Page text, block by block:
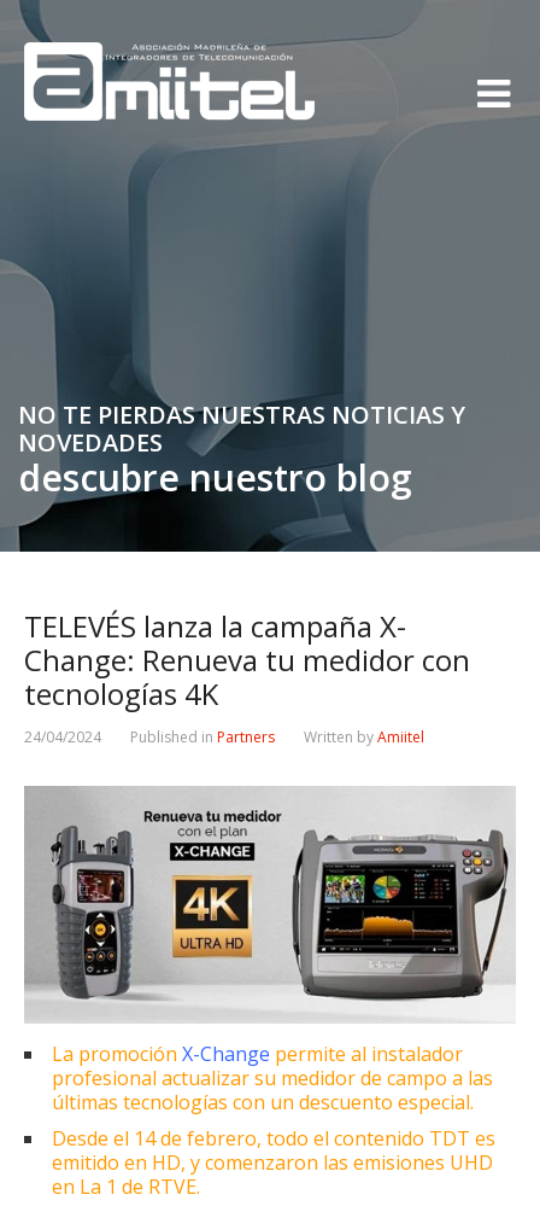
NO TE PIERDAS NUESTRAS NOTICIAS Y
NOVEDADES
descubre nuestro blog
TELEVÉS lanza la campaña X-
Change: Renueva tu medidor con
tecnologías 4K
24/04/2024 Published in Partners Written byAmiitel
La promoción X-Change permite al instalador
profesional actualizar su medidor de campo a las
últimas tecnologías con un descuento especial.
Desde el 14 de febrero, todo el contenido TDT es
emitido en HD, y comenzaron las emisiones UHD
en La 1 de RTVE.